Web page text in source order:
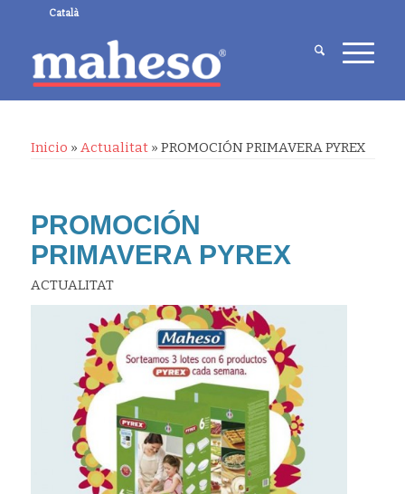
Català
Inicio » Actualitat» PROMOCIÓN PRIMAVERA PYREX
PROMOCIÓN
PRIMAVERA PYREX
ACTUALITAT